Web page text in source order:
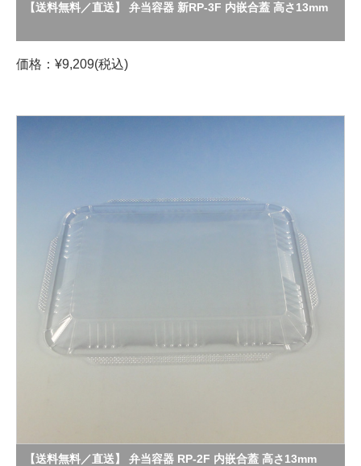
【送料無料／直送】 弁当容器 新RP-3F 内嵌合蓋 高さ13mm
価格：¥9,209(税込)
【送料無料／直送】 弁当容器 RP-2F 内嵌合蓋 高さ13mm